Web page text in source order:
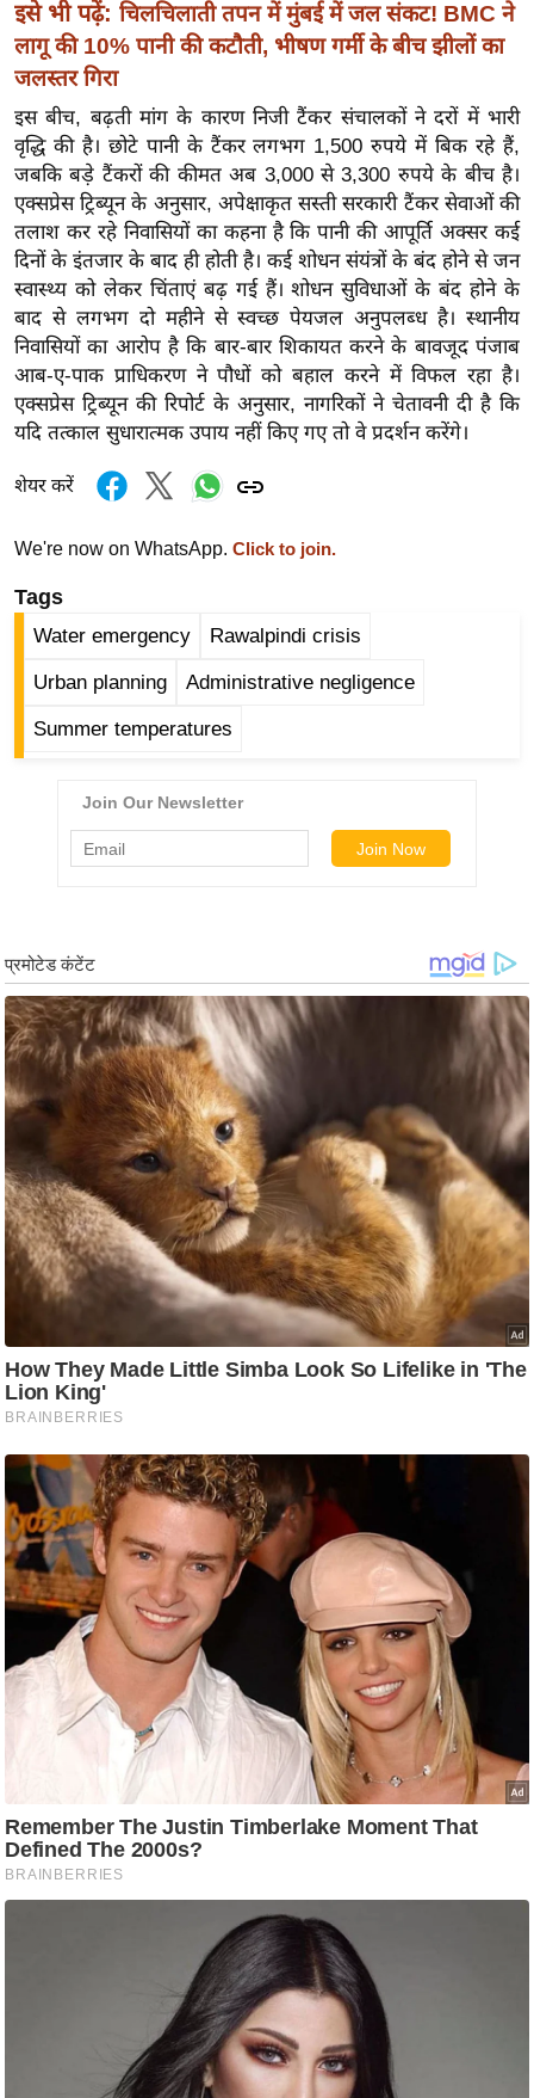
त
यं
इं
डि
या
सा
हि
त्य
ज
ग
त
ऑ
व
न्यू
ब्री
फ
म
रं
ली
वु
ड
हॉ
ली
ड
फि
ल्म
स
मी
r
e
a
k
i
n
g
N
w
s
स्टा
इ
इसे भी पढ़ें: चिलचिलाती तपन में मुंबई में जल संकट! BMC ने
लागू की 10% पानी की कटौती, भीषण गर्मी के बीच झीलों का
जलस्तर गिरा
इस बीच, बढ़ती मांग के कारण निजी टैंकर संचालकों ने दरों में भारी
वृद्धि की है। छोटे पानी के टैंकर लगभग 1,500 रुपये में बिक रहे हैं,
जबकि बड़े टैंकरों की कीमत अब 3,000 से 3,300 रुपये के बीच है।
एक्सप्रेस ट्रिब्यून के अनुसार, अपेक्षाकृत सस्ती सरकारी टैंकर सेवाओं की
तलाश कर रहे निवासियों का कहना है कि पानी की आपूर्ति अक्सर कई
दिनों के इंतजार के बाद ही होती है। कई शोधन संयंत्रों के बंद होने से जन
स्वास्थ्य को लेकर चिंताएं बढ़ गई हैं। शोधन सुविधाओं के बंद होने के
बाद से लगभग दो महीने से स्वच्छ पेयजल अनुपलब्ध है। स्थानीय
निवासियों का आरोप है कि बार-बार शिकायत करने के बावजूद पंजाब
आब-ए-पाक प्राधिकरण ने पौधों को बहाल करने में विफल रहा है।
एक्सप्रेस ट्रिब्यून की रिपोर्ट के अनुसार, नागरिकों ने चेतावनी दी है कि
यदि तत्काल सुधारात्मक उपाय नहीं किए गए तो वे प्रदर्शन करेंगे।
शेयर करें
We're now on WhatsApp. Click to join.
Tags
Water emergency Rawalpindi crisis
Urban planning Administrative negligence
Summer temperatures